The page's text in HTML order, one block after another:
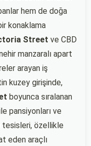
hem de doğa
konaklama
Street ve CBD
manzaralı apart
arayan iş
kuzey girişinde,
boyunca sıralanan
pansiyonları ve
tesisleri, özellikle
eden araçlı